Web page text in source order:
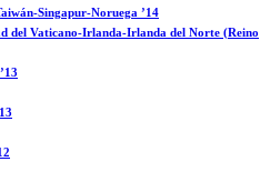
Singapur-Noruega ’14
del Vaticano-Irlanda-Irlanda del Norte (Reino